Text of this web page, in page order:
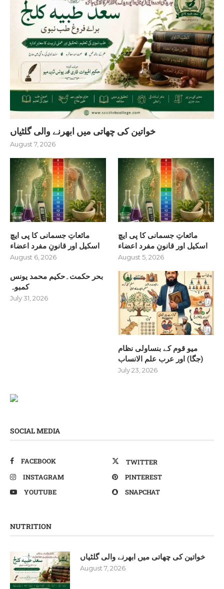
خواتین کی چھاتی میں ابھرنے والی گلٹیاں
August 7, 2026
مائعاتِ جسمانی کا پی ایچ
اسکیل اور قانونِ مفرد اعضاء
August 6, 2026
مائعاتِ جسمانی کا پی ایچ
اسکیل اور قانونِ مفرد اعضاء
August 5, 2026
بحر حکمت۔حکیم محمد یونس
کمبوہ
July 31, 2026
میو قوم کے بنساولی نظام
(جگا) اور عرب علم الانساب
July 23, 2026
SOCIAL MEDIA
FACEBOOK
TWITTER
INSTAGRAM
PINTEREST
YOUTUBE
SNAPCHAT
NUTRITION
خواتین کی چھاتی میں ابھرنے والی گلٹیاں
August 7, 2026